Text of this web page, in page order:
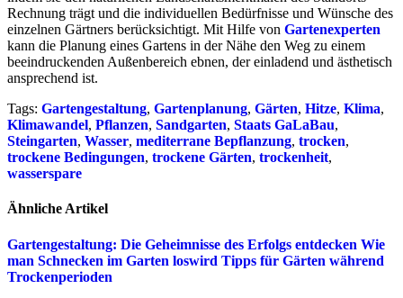
Rechnung trägt und die individuellen Bedürfnisse und Wünsche des
einzelnen Gärtners berücksichtigt. Mit Hilfe von Gartenexperten
kann die Planung eines Gartens in der Nähe den Weg zu einem
beeindruckenden Außenbereich ebnen, der einladend und ästhetisch
ansprechend ist.
Tags: Gartengestaltung, Gartenplanung, Gärten, Hitze, Klima,
Klimawandel, Pflanzen, Sandgarten, Staats GaLaBau,
Steingarten, Wasser, mediterrane Bepflanzung, trocken,
trockene Bedingungen, trockene Gärten, trockenheit,
wasserspare
Ähnliche Artikel
Gartengestaltung: Die Geheimnisse des Erfolgs entdecken Wie
man Schnecken im Garten loswird Tipps für Gärten während
Trockenperioden